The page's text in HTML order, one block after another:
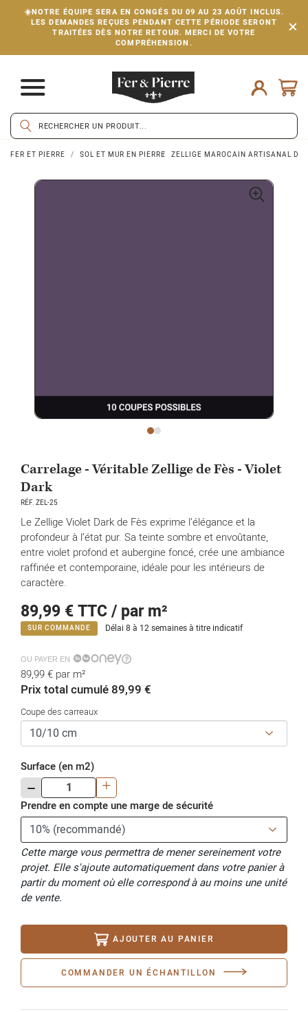
☀️NOTRE ÉQUIPE SERA EN CONGÉS DU 09 AU 23 AOÛT INCLUS.
LES DEMANDES REÇUES PENDANT CETTE PÉRIODE SERONT
TRAITÉES DÈS NOTRE RETOUR. MERCI DE VOTRE
COMPRÉHENSION.
FER ET PIERRE SOL ET MUR EN PIERRE ZELLIGE MAROCAIN ARTISANAL DE
Carrelage - Véritable Zellige de Fès - Violet
Dark
RÉF. ZEL-25
Le Zellige Violet Dark de Fès exprime l’élégance et la
profondeur à l’état pur. Sa teinte sombre et envoûtante,
entre violet profond et aubergine foncé, crée une ambiance
raffinée et contemporaine, idéale pour les intérieurs de
caractère.
89,99 €TTC / par m²
SUR COMMANDE Délai 8 à 12 semaines à titre indicatif
OU PAYER EN
89,99 € par m²
Prix total cumulé 89,99 €
Coupe des carreaux
Surface (en m2)
+
-
Prendre en compte une marge de sécurité
Cette marge vous permettra de mener sereinement votre
projet. Elle s'ajoute automatiquement dans votre panier à
partir du moment où elle correspond à au moins une unité
de vente.
AJOUTER AU PANIER
COMMANDER UN ÉCHANTILLON